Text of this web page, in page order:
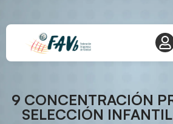
9 CONCENTRACIÓN
SELECCIÓN